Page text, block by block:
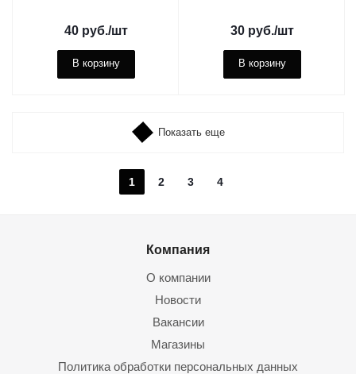
40руб./шт
В корзину
30руб./шт
В корзину
Показать еще
1 2 3 4
Компания
О компании
Новости
Вакансии
Магазины
Политика обработки персональных данных